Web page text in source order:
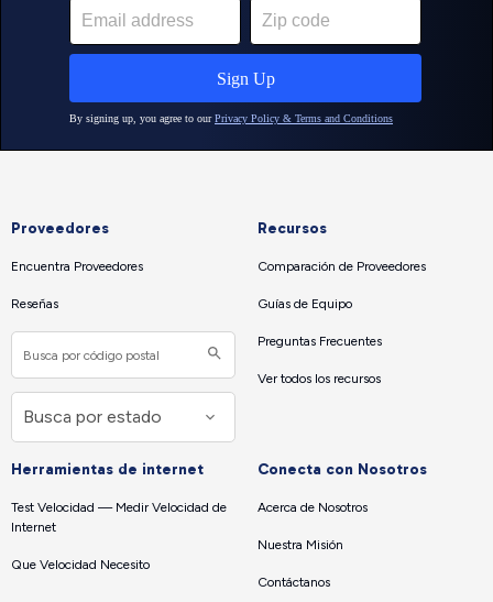
Proveedores
Encuentra Proveedores
Reseñas
Recursos
Comparación de Proveedores
Guías de Equipo
Preguntas Frecuentes
Ver todos los recursos
Herramientas de internet
Test Velocidad — Medir Velocidad de
Internet
Que Velocidad Necesito
Conecta con Nosotros
Acerca de Nosotros
Nuestra Misión
Contáctanos